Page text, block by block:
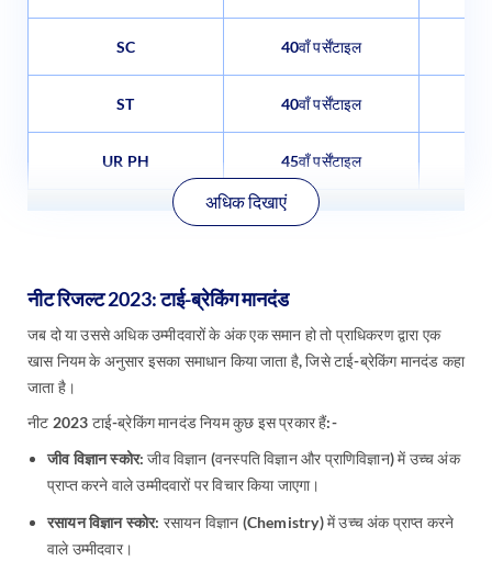
SC 40वाँ पर्सेंटाइल
ST 40वाँ पर्सेंटाइल
UR PH 45वाँ पर्सेंटाइल
अधिक दिखाएं
नीट रिजल्ट 2023: टाई-ब्रेकिंग मानदंड
जब दो या उससे अधिक उम्मीदवारों के अंक एक समान हो तो प्राधिकरण द्वारा एक
खास नियम के अनुसार इसका समाधान किया जाता है, जिसे टाई-ब्रेकिंग मानदंड कहा
जाता है।
नीट 2023 टाई-ब्रेकिंग मानदंड नियम कुछ इस प्रकार हैं:-
जीव विज्ञान स्कोर:जीव विज्ञान (वनस्पति विज्ञान और प्राणिविज्ञान) में उच्च अंक
प्राप्त करने वाले उम्मीदवारों पर विचार किया जाएगा।
रसायन विज्ञान स्कोर: रसायन विज्ञान (Chemistry) में उच्च अंक प्राप्त करने
वाले उम्मीदवार।